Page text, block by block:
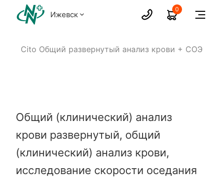
Ижевск
0
Cito Общий развернутый анализ крови + СОЭ
Общий (клинический) анализ
крови развернутый, общий
(клинический) анализ крови,
исследование скорости оседания